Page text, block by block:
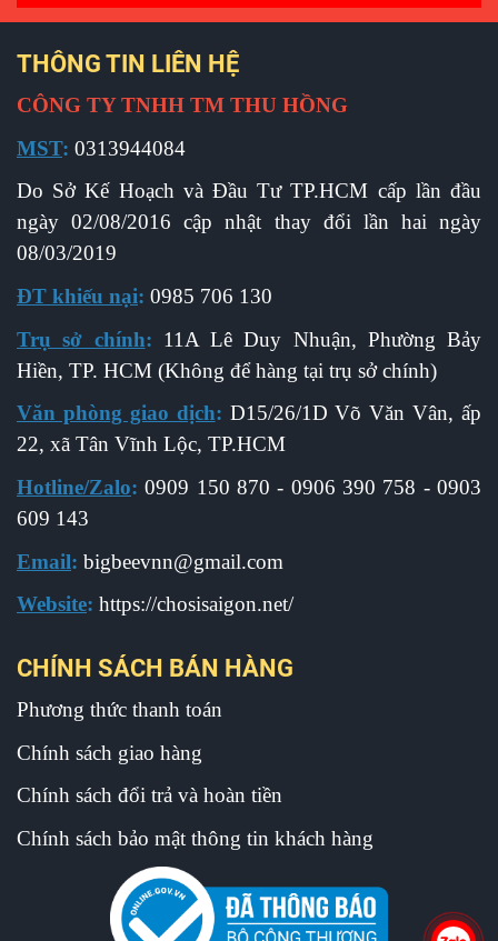
THÔNG TIN LIÊN HỆ
CÔNG TY TNHH TM THU HỒNG
MST: 0313944084
Do Sở Kế Hoạch và Đầu Tư TP.HCM cấp lần đầu
ngày 02/08/2016 cập nhật thay đổi lần hai ngày
08/03/2019
ĐT khiếu nại: 0985 706 130
Trụ sở chính: 11A Lê Duy Nhuận, Phường Bảy
Hiền, TP. HCM (Không để hàng tại trụ sở chính)
Văn phòng giao dịch: D15/26/1D Võ Văn Vân, ấp
22, xã Tân Vĩnh Lộc, TP.HCM
Hotline/Zalo: 0909 150 870 - 0906 390 758 - 0903
609 143
Email: bigbeevnn@gmail.com
Website: https://chosisaigon.net/
CHÍNH SÁCH BÁN HÀNG
Phương thức thanh toán
Chính sách giao hàng
Chính sách đổi trả và hoàn tiền
Chính sách bảo mật thông tin khách hàng